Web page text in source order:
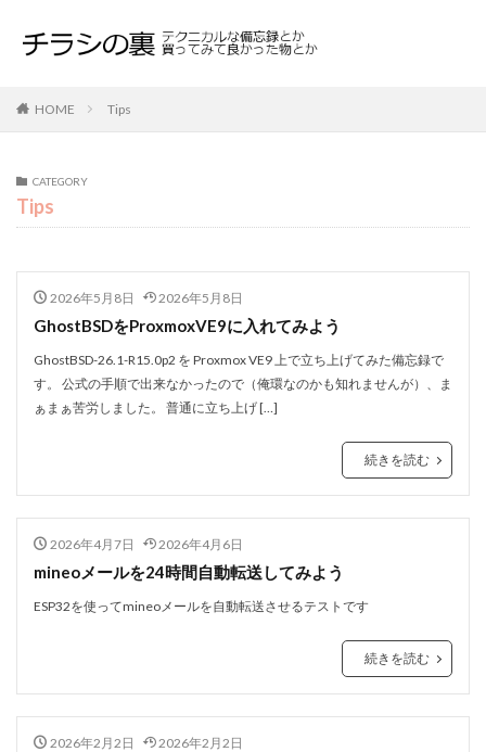
HOME Tips
CATEGORY
Tips
2026年5月8日 2026年5月8日
GhostBSDをProxmoxVE9に入れてみよう
GhostBSD-26.1-R15.0p2 を Proxmox VE9 上で立ち上げてみた備忘録で
す。 公式の手順で出来なかったので（俺環なのかも知れませんが）、ま
ぁまぁ苦労しました。 普通に立ち上げ […]
続きを読む
2026年4月7日 2026年4月6日
mineoメールを24時間自動転送してみよう
ESP32を使ってmineoメールを自動転送させるテストです
続きを読む
2026年2月2日 2026年2月2日